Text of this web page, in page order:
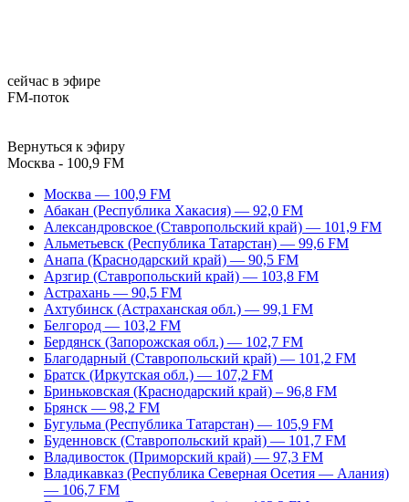
сейчас в эфире
FM-поток
Вернуться к эфиру
Москва - 100,9 FM
Москва — 100,9 FM
Абакан (Республика Хакасия) — 92,0 FM
Александровское (Ставропольский край) — 101,9 FM
Альметьевск (Республика Татарстан) — 99,6 FM
Анапа (Краснодарский край) — 90,5 FM
Арзгир (Ставропольский край) — 103,8 FM
Астрахань — 90,5 FM
Ахтубинск (Астраханская обл.) — 99,1 FM
Белгород — 103,2 FM
Бердянск (Запорожская обл.) — 102,7 FM
Благодарный (Ставропольский край) — 101,2 FM
Братск (Иркутская обл.) — 107,2 FM
Бриньковская (Краснодарский край) – 96,8 FM
Брянск — 98,2 FM
Бугульма (Республика Татарстан) — 105,9 FM
Буденновск (Ставропольский край) — 101,7 FM
Владивосток (Приморский край) — 97,3 FM
Владикавказ (Республика Северная Осетия — Алания)
— 106,7 FM